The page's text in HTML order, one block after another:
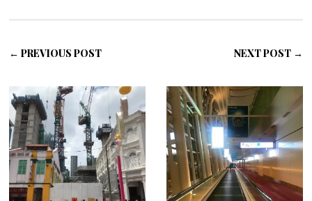
← PREVIOUS POST NEXT POST →